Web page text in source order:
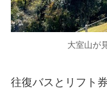
大室山が
往復バスとリフト